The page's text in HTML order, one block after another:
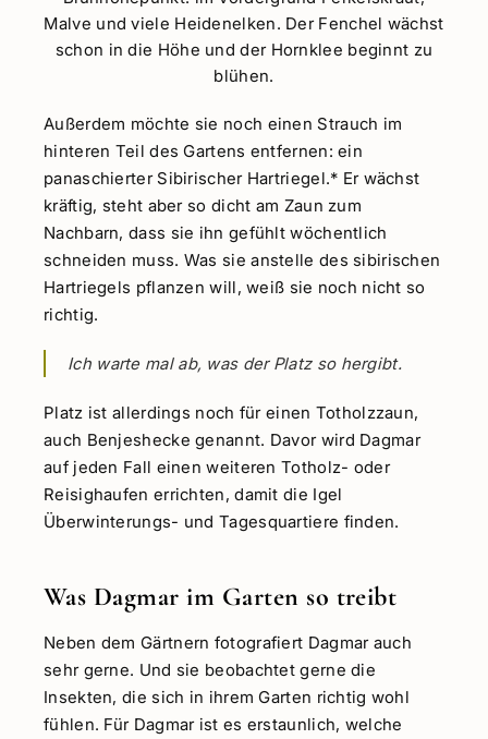
Malve und viele Heidenelken. Der Fenchel wächst
schon in die Höhe und der Hornklee beginnt zu
blühen.
Außerdem möchte sie noch einen Strauch im
hinteren Teil des Gartens entfernen: ein
panaschierter Sibirischer Hartriegel.* Er wächst
kräftig, steht aber so dicht am Zaun zum
Nachbarn, dass sie ihn gefühlt wöchentlich
schneiden muss. Was sie anstelle des sibirischen
Hartriegels pflanzen will, weiß sie noch nicht so
richtig.
Ich warte mal ab, was der Platz so hergibt.
Platz ist allerdings noch für einen Totholzzaun,
auch Benjeshecke genannt. Davor wird Dagmar
auf jeden Fall einen weiteren Totholz- oder
Reisighaufen errichten, damit die Igel
Überwinterungs- und Tagesquartiere finden.
Was Dagmar im Garten so treibt
Neben dem Gärtnern fotografiert Dagmar auch
sehr gerne. Und sie beobachtet gerne die
Insekten, die sich in ihrem Garten richtig wohl
fühlen. Für Dagmar ist es erstaunlich, welche